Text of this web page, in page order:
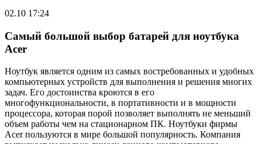
02.10 17:24
Самый большой выбор батарей для ноутбука
Аcer
Ноутбук является одним из самых востребованных и удобных
компьютерных устройств для выполнения и решения многих
задач. Его достоинства кроются в его
многофункциональности, в портативности и в мощности
процессора, которая порой позволяет выполнять не меньший
объем работы чем на стационарном ПК. Ноутбуки фирмы
Аcer пользуются в мире большой популярность. Компания